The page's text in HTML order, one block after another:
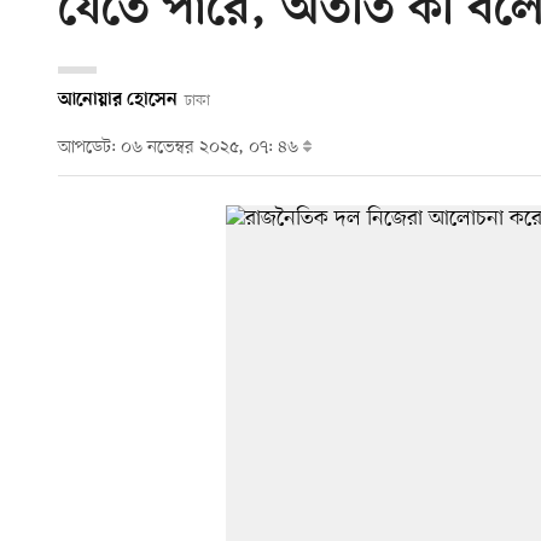
যেতে পারে, অতীত কী
আনোয়ার হোসেন ঢাকা
আপডেট: ০৬ নভেম্বর ২০২৫, ০৭: ৪৬